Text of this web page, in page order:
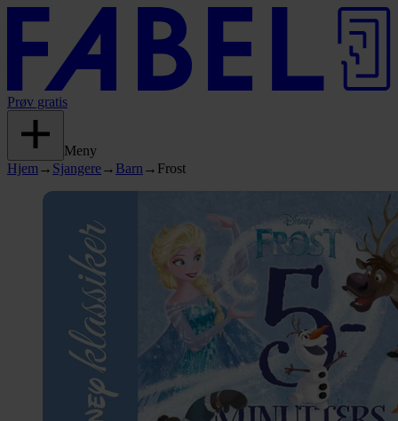
Prøv gratis
Meny
Hjem → Sjangere→ Barn → Frost